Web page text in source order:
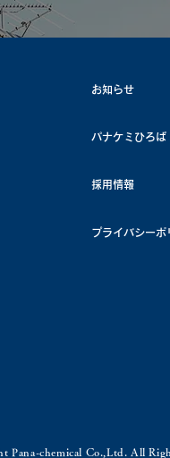
お知らせ
パナケミひろば
採用情報
プライバシーポ
Pana-chemical Co.,Ltd. All